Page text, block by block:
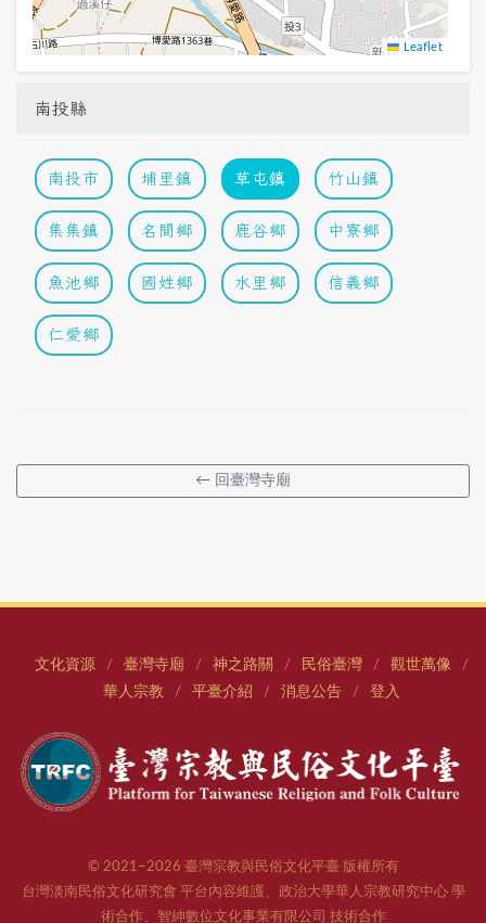
Leaflet
南投縣
南投市 埔里鎮 草屯鎮 竹山鎮
集集鎮 名間鄉 鹿谷鄉 中寮鄉
魚池鄉 國姓鄉 水里鄉 信義鄉
仁愛鄉
← 回臺灣寺廟
文化資源 / 臺灣寺廟 / 神之路關 / 民俗臺灣 / 觀世萬像 /
華人宗教 / 平臺介紹 / 消息公告 / 登入
© 2021–2026 臺灣宗教與民俗文化平臺 版權所有
台灣淡南民俗文化研究會 平台內容維護、政治大學華人宗教研究中心 學
術合作、智紳數位文化事業有限公司 技術合作